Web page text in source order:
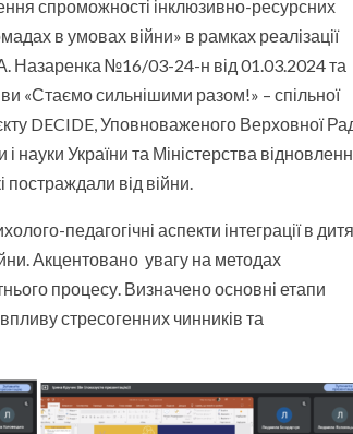
спроможності інклюзивно-ресурсних
в умовах війни» в рамках реалізації
№16/03-24-н від 01.03.2024 та
«Стаємо сильнішими разом!» – спільної
DECIDE, Уповноваженого Верховної
науки України та Міністерства
постраждали від війни.
педагогічні аспекти інтеграції в
Акцентовано увагу на методах
процесу. Визначено основні етапи
стресогенних чинників та